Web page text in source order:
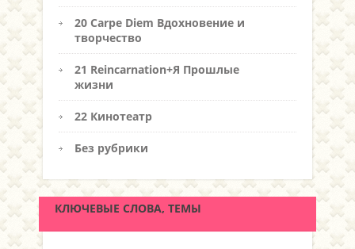
20 Carpe Diem Вдохновение и
творчество
21 Reincarnation+Я Прошлые
жизни
22 Кинотеатр
Без рубрики
КЛЮЧЕВЫЕ СЛОВА, ТЕМЫ